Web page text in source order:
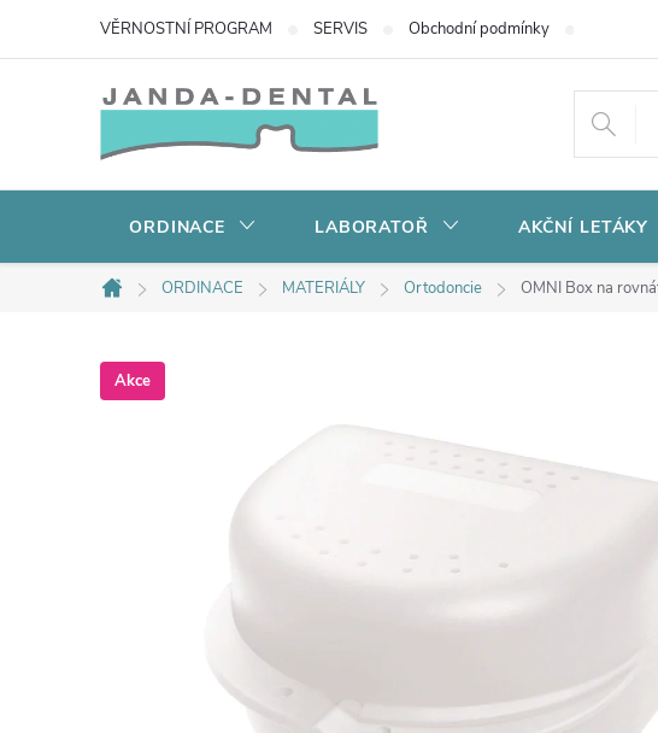
VĚRNOSTNÍ PROGRAM SERVIS Obchodní podmínky
ORDINACE LABORATOŘ AKČNÍ LETÁKY
Domů
ORDINACE MATERIÁLY Ortodoncie OMNI Box na
Akce